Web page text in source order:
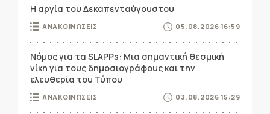
Η αργία του Δεκαπενταύγουστου
ΑΝΑΚΟΙΝΩΣΕΙΣ 05.08.2026 16:59
Νόμος για τα SLAPPs: Μια σημαντική θεσμική
νίκη για τους δημοσιογράφους και την
ελευθερία του Τύπου
ΑΝΑΚΟΙΝΩΣΕΙΣ 03.08.2026 15:29